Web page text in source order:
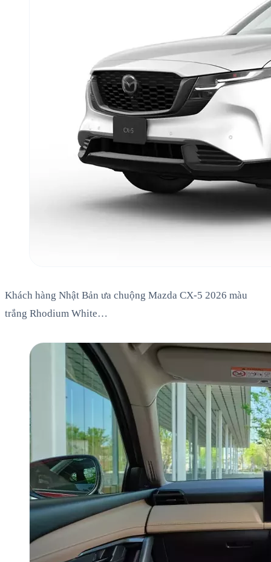
Khách hàng Nhật Bản ưa chuộng Mazda CX-5 2026 màu
trắng Rhodium White…